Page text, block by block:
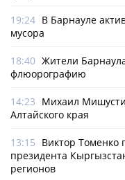
19:24 В Барнауле
мусора
18:40 Жители
флюорографию
14:23 Михаил
Алтайского края
13:15 Виктор Томенко
президента
регионов